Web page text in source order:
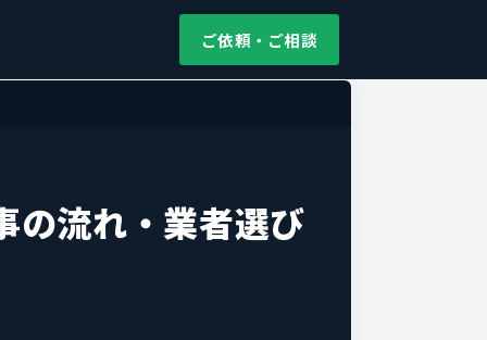
ご依頼・ご相談
の流れ・業者選び